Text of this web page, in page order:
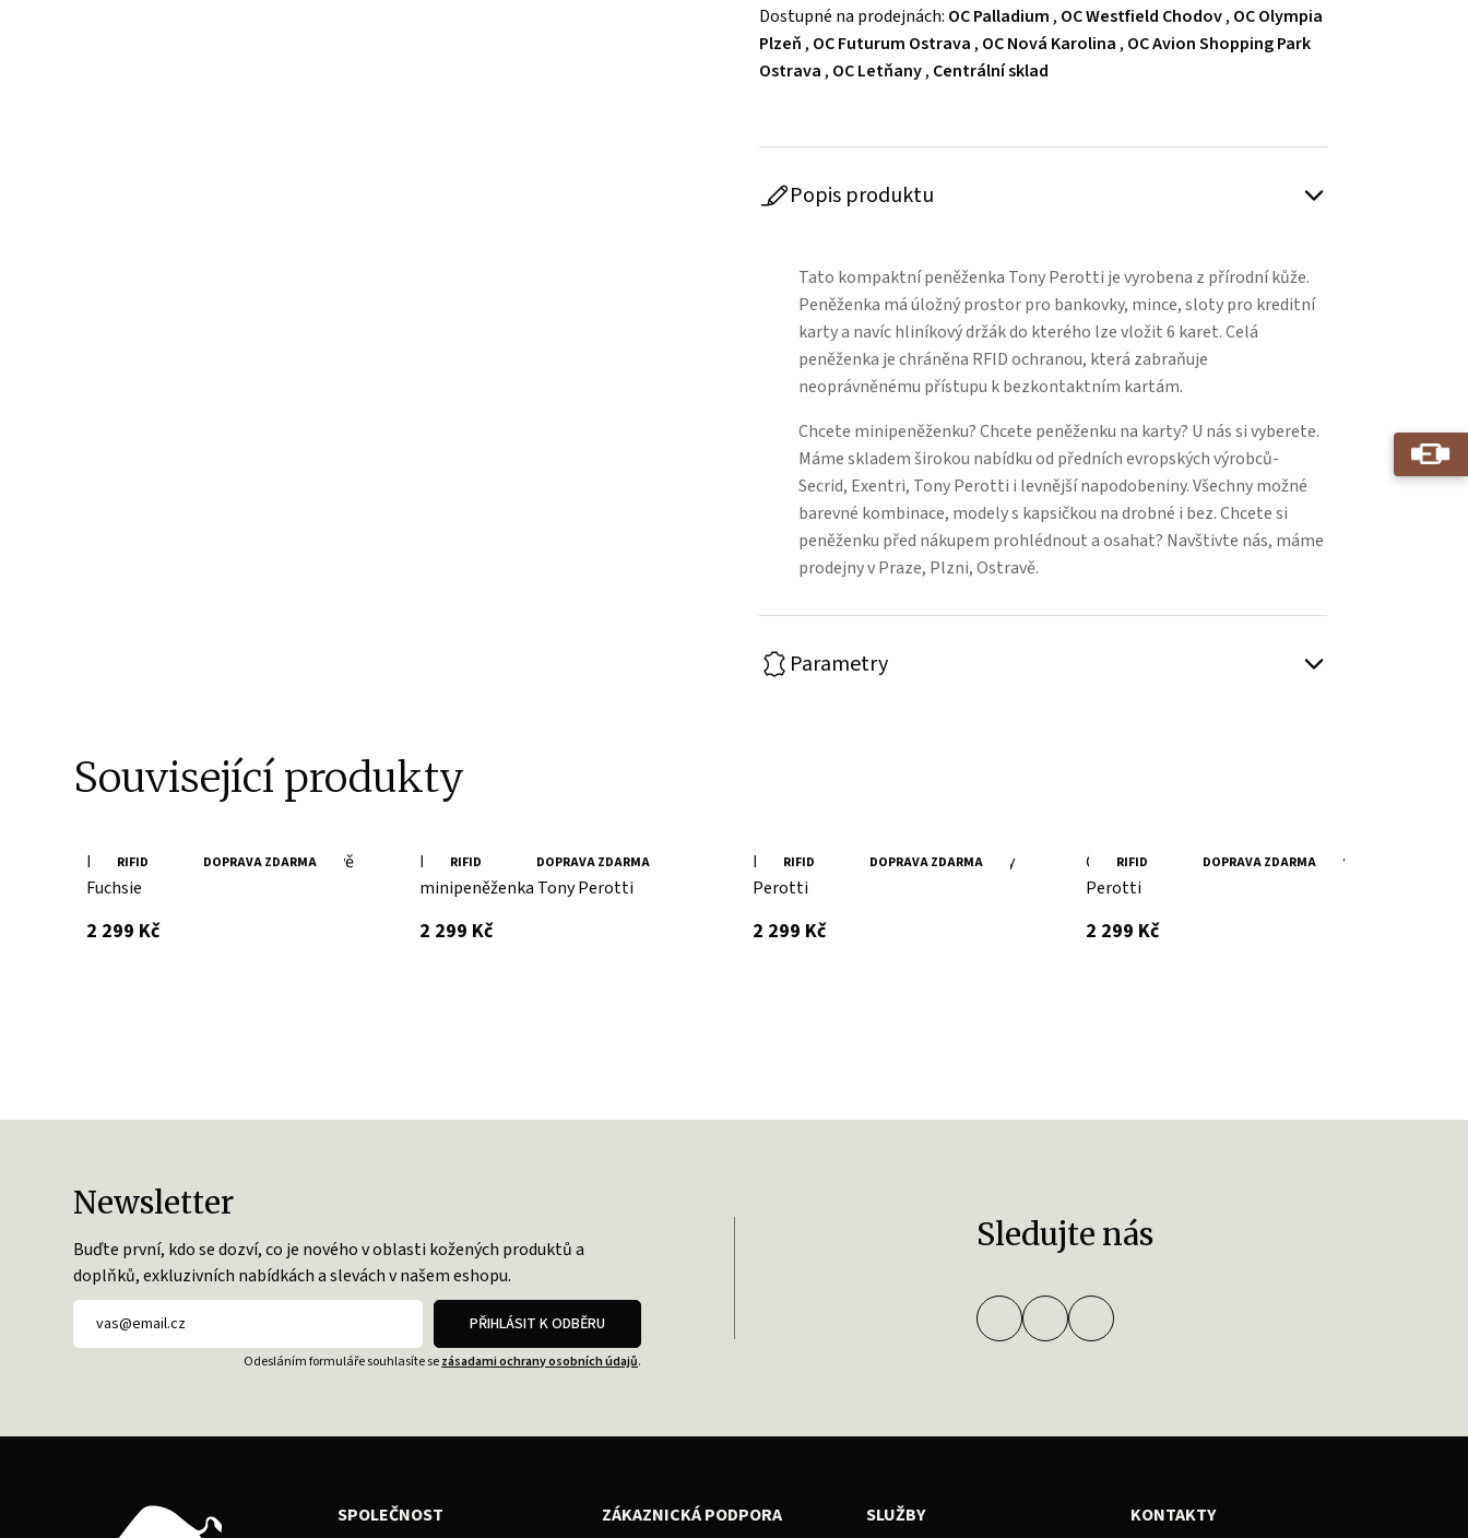
Dostupné na prodejnách: OC Palladium , OC Westfield Chodov, OC Olympia
Plzeň , OC Futurum Ostrava , OC Nová Karolina , OC Avion Shopping Park
Ostrava , OC Letňany, Centrální sklad
Popis produktu
Play
Tato kompaktní peněženka Tony Perotti je vyrobena z přírodní kůže.
Peněženka má úložný prostor pro bankovky, mince, sloty pro kreditní
karty a navíc hliníkový držák do kterého lze vložit 6 karet. Celá
peněženka je chráněna RFID ochranou, která zabraňuje
neoprávněnému přístupu k bezkontaktním kartám.
Chcete minipeněženku? Chcete peněženku na karty? U nás si vyberete.
Máme skladem širokou nabídku od předních evropských výrobců-
Secrid, Exentri, Tony Perotti i levnější napodobeniny. Všechny možné
barevné kombinace, modely s kapsičkou na drobné i bez. Chcete si
peněženku před nákupem prohlédnout a osahat? Navštivte nás, máme
prodejny v Praze, Plzni, Ostravě.
Parametry
Související produkty
RIFID DOPRAVA ZDARMA
Minipeněženka Tony Perotti v barvě
Fuchsie
2 299 Kčs DPH
RIFID DOPRAVA ZDARMA
Pánská červená kožená
minipeněženka Tony Perotti
2 299 Kčs DPH
RIFID DOPRAVA ZDARMA
Modrá pánská minipeněženka Tony
Perotti
2 299 Kčs DPH
RIFID DOPRAVA ZDARMA
Černá pánská minipeněženka Tony
Perotti
2 299 Kčs DPH
Newsletter
Buďte první, kdo se dozví, co je nového v oblasti kožených produktů a
doplňků, exkluzivních nabídkách a slevách v našem eshopu.
PŘIHLÁSIT K ODBĚRU
Odesláním formuláře souhlasíte sezásadami ochrany osobních údajů.
Sledujte nás
SPOLEČNOST ZÁKAZNICKÁ PODPORA SLUŽBY KONTAKTY